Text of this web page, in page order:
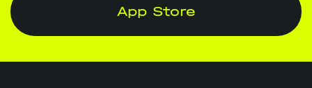
App Store